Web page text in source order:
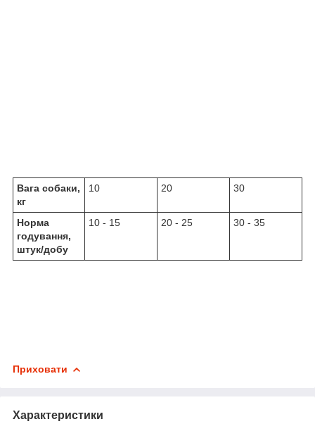
Вага собаки,
кг
10 20 30
Норма
годування,
штук/добу
10 - 15 20 - 25 30 - 35
Приховати
Характеристики